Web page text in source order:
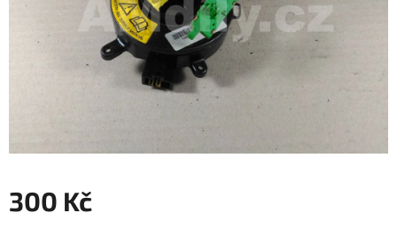
300 Kč